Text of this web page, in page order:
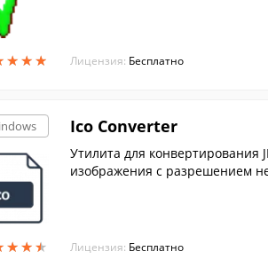
★★★
★★★ Лицензия: Бесплатно
★★★
★★★
Ico Converter
Утилита для конвертирования
изображения с разрешением
Лицензия: Бесплатно